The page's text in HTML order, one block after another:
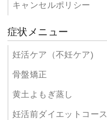
キャンセルポリシー
症状メニュー
妊活ケア（不妊ケア)
骨盤矯正
黄土よもぎ蒸し
妊活前ダイエットコース